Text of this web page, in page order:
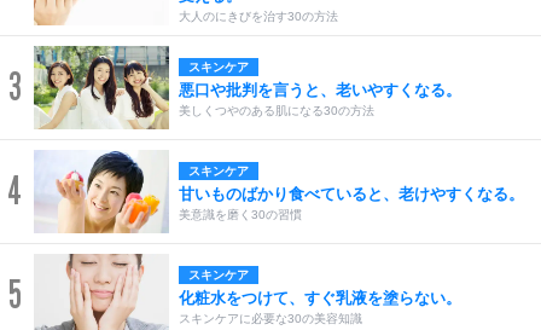
大人のにきびを治す30の方法
3 スキンケア
悪口や批判を言うと、老いやすくなる。
美しくつやのある肌になる30の方法
4 スキンケア
甘いものばかり食べていると、老けやすくなる。
美意識を磨く30の習慣
5 スキンケア
化粧水をつけて、すぐ乳液を塗らない。
スキンケアに必要な30の美容知識